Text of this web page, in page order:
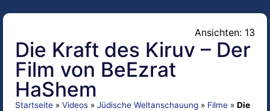
Ansichten: 13
Die Kraft des Kiruv – Der
Film von BeEzrat
HaShem
Startseite » Videos » Jüdische Weltanschauung » Filme » Die